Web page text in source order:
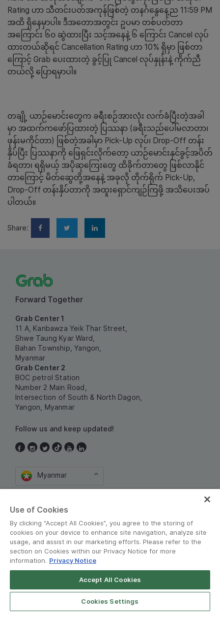
Rating ဟာ သီတင်းပတ်အကုန်ဖြစ်တဲ့ တနင်္ဂနွေနေ့ည 11:59 PM
အထိ ရှိနေမှာပါ။ ဒီအတောအတွင်း ဥပမာ တစ်ပတ်တာ
အကြောင်း ၆၀ ဆွဲထားပြီး သင့်အနေနဲ့ ၆ ကြောင်း Cancel လုပ်
ထားတယ်ဆိုရင် Cancellation Rating ဟာ 10% ရှိမှာ ဖြစ်တာ
ကြောင့် Grab ပေးထားတဲ့ ခွင့်ပြု Cancel လုပ်နှုန်းနဲ့ ကိုက်ညီ
တယ်လို့ ပြောရမှာပါ။
တချို့ ယာဉ်မောင်းတွေက ခရီးစဉ်အားလုံး လက်ခံပြီးတဲ့အခါ
မှာ အထက်ကဖော်ပြထားတဲ့ ပြဿနာ (ခရီးသည်ပေါ်မလာတာ၊
ဖုန်းမကိုင်တာ) ဖြစ်တဲ့အခါမှာ Pick-Up လုပ်၊ Drop-Off တန်း
နှိပ်ပြီး ပြဿနာကို ဖြေရှင်းလိုက်တော့ ယာဉ်မောင်းနှင်ခွင့်အပိတ်
ခံရတာ၊ ရရှိမယ့် အပိုဆုကြေးတွေ ထိခိုက်တာတွေ ဖြစ်လာနိုင်
တာကြောင့် မိတ်ဆွေတို့အနေနဲ့ အခုလို တိုက်ရိုက် Pick-Up,
Drop-Off တန်းနှိပ်တာကို အထူးရှောင်ကျဉ်ကြဖို့ အသိပေးအပ်
ပါတယ်။
Share:
Forward Together
Grab Center 1
11 A, Kanbawza Yeik Thar Street,
Shwe Taung Kyar Ward,
Bahan Township, Yangon,
Myanmar
Grab Center 2
BOC petrol Station
Number 2 Main Road,
Intersection of South & North Dagon,
Yangon, Myanmar
Follow us and keep updated!
Myanmar
စည်းကမ်းသတ်မှတ်ချက်များနှင့် မူဝါဒမျာ
© Grab 2010 - 2026
Grab Driver for Android Open App
Use of Cookies
By clicking “Accept All Cookies”, you agree to the storing of
cookies on your device to enhance site navigation, analyze site
usage, and assist in our marketing efforts. Please refer to the
section on Cookies within our Privacy Notice for more
information. Privacy Notice
Accept All Cookies
Cookies Settings